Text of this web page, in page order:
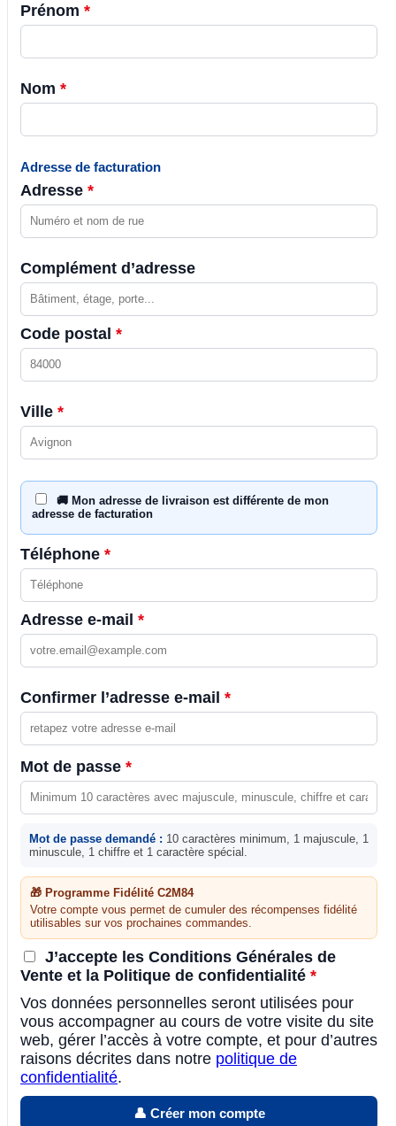
Prénom *
Nom *
Adresse de facturation
Adresse *
Complément d’adresse
Code postal *
Ville *
🚚 Mon adresse de livraison est différente de mon
adresse de facturation
Téléphone *
Adresse e-mail *
Confirmer l’adresse e-mail *
Mot de passe *
Mot de passe demandé : 10 caractères minimum, 1 majuscule, 1
minuscule, 1 chiffre et 1 caractère spécial.
🎁 Programme Fidélité C2M84
Votre compte vous permet de cumuler des récompenses fidélité
utilisables sur vos prochaines commandes.
J’accepte les Conditions Générales de
Vente et la Politique de confidentialité *
Vos données personnelles seront utilisées pour
vous accompagner au cours de votre visite du site
web, gérer l’accès à votre compte, et pour d’autres
raisons décrites dans notre politique de
confidentialité.
👤 Créer mon compte